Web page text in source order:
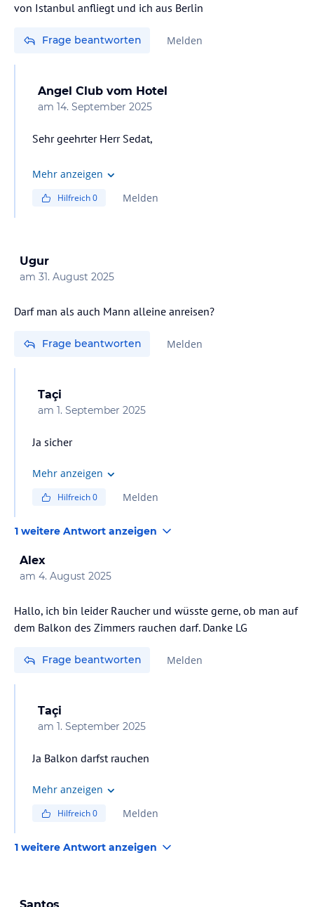
von Istanbul anfliegt und ich aus Berlin
Frage beantworten Melden
Angel Club vom Hotel
am 14. September 2025
Sehr geehrter Herr Sedat,
vielen Dank für Ihre Anfrage.
Um sicherzustellen, dass Sie das gewünschte Angebot
in Verbindung zu setzen. Dort erhalten Sie die
verbindlichen Informationen und
bei uns begrüßen zu dürfen.
Mehr anzeigen
Hilfreich0 Melden
Ugur
am 31. August 2025
Darf man als auch Mann alleine anreisen?
Frage beantworten Melden
Taçi
am 1. September 2025
Ja sicher
Mehr anzeigen
Hilfreich0 Melden
1 weitere Antwort anzeigen
Alex
am 4. August 2025
Hallo, ich bin leider Raucher und wüsste gerne, ob man auf
dem Balkon des Zimmers rauchen darf. Danke LG
Frage beantworten Melden
Taçi
am 1. September 2025
Ja Balkon darfst rauchen
Mehr anzeigen
Hilfreich0 Melden
1 weitere Antwort anzeigen